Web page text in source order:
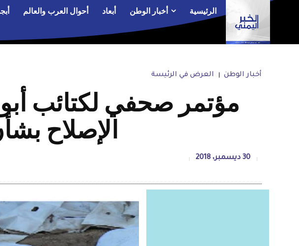
الرئيسية أخبار الوطن أبعاد أحوال العرب والعالم
أخبار الوطن العرض في الرئيسة
مؤتمر صحفي لكتائب
الإصلاح
30 ديسمبر، 2018